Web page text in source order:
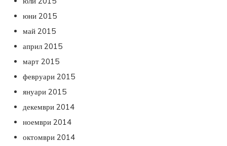
юни 2015
май 2015
април 2015
март 2015
февруари 2015
януари 2015
декември 2014
ноември 2014
октомври 2014